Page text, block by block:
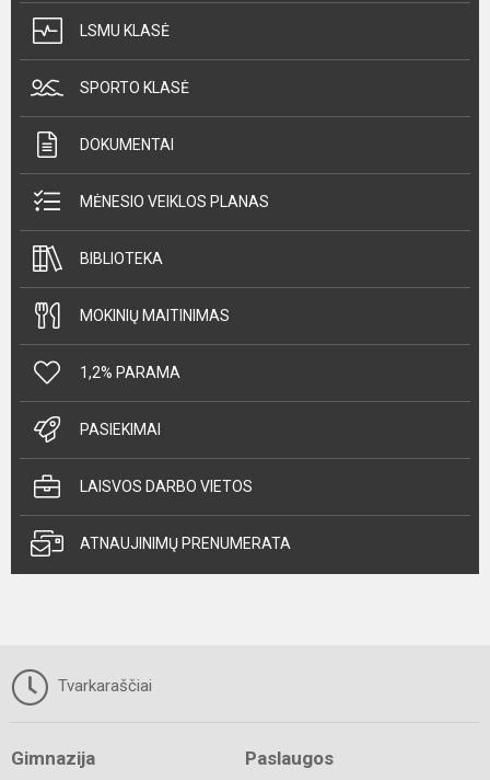
LSMU KLASĖ
SPORTO KLASĖ
DOKUMENTAI
MĖNESIO VEIKLOS PLANAS
BIBLIOTEKA
MOKINIŲ MAITINIMAS
1,2% PARAMA
PASIEKIMAI
LAISVOS DARBO VIETOS
ATNAUJINIMŲ PRENUMERATA
Tvarkaraščiai
Gimnazija Paslaugos